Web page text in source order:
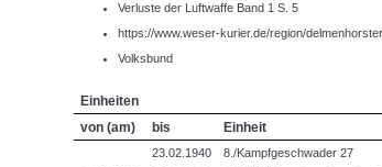
Verluste der Luftwaffe Band 1 S. 5
https://www.weser-kurier.de/region/
Volksbund
Einheiten
von (am)
bis Einheit
23.02.1940 8./Kampfgeschwader 27